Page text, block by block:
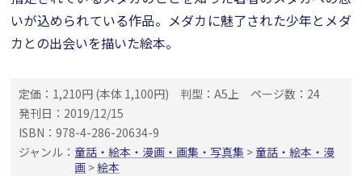
いが込められている作品。メダカに魅了された少年とメダ
カとの出会いを描いた絵本。
定価：1,210円 (本体 1,100円) 判型：A5上
ページ数：24
発刊日：2019/12/15
ISBN：978-4-286-20634-9
ジャンル： 童話・絵本・漫画・画集・写真集 > 童話・絵本・漫
画 >絵本